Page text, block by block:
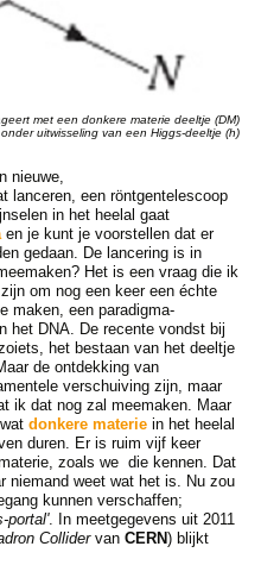
met een donkere materie deeltje (DM)
onder uitwisseling van een Higgs-deeltje (h)
nieuwe,
lanceren, een röntgentelescoop
in het heelal gaat
en je kunt je voorstellen dat er
gedaan. De lancering is in
Het is een vraag die ik
om nog een keer een échte
maken, een paradigma-
het DNA. De recente vondst bij
het bestaan van het deeltje
de ontdekking van
verschuiving zijn, maar
ik dat nog zal meemaken. Maar
donkere materie in het heelal
duren. Er is ruim vijf keer
zoals we die kennen. Dat
niemand weet wat het is. Nu zou
kunnen verschaffen;
portal'. In meetgegevens uit 2011
Collidervan CERN) blijkt